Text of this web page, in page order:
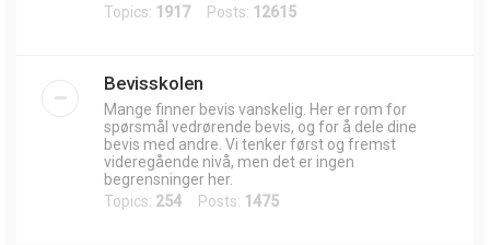
Topics: 1917Posts: 12615
Bevisskolen
Mange finner bevis vanskelig. Her er rom for
spørsmål vedrørende bevis, og for å dele dine
bevis med andre. Vi tenker først og fremst
videregående nivå, men det er ingen
begrensninger her.
Topics: 254 Posts: 1475